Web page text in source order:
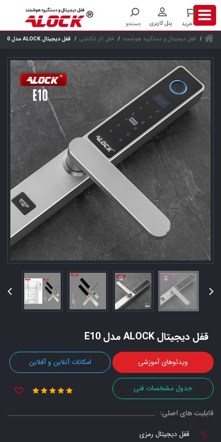
قفل دیجیتال و دستگیره هوشمند قفل اثر انگشتی قفل دیجیتال ALOCK مدل E10
قفل دیجیتال ALOCK مدل E10
ویدئوهای آموزشی امکانات آنلاین و آفلاین
جدول مشخصات فنی
قابلیت های اصلی:
قفل دیجیتال رمزی